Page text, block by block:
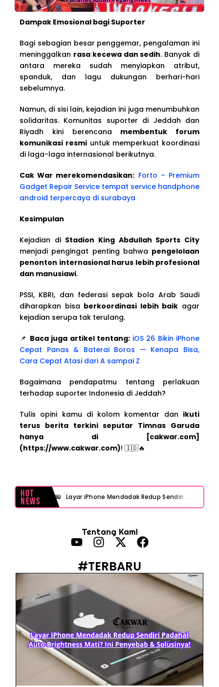
Dampak Emosional bagi Suporter
Bagi sebagian besar penggemar, pengalaman ini
meninggalkan rasa kecewa dan sedih. Banyak di
antara mereka sudah menyiapkan atribut,
spanduk, dan lagu dukungan berhari-hari
sebelumnya.
Namun, di sisi lain, kejadian ini juga menumbuhkan
solidaritas. Komunitas suporter di Jeddah dan
Riyadh kini berencana membentuk forum
komunikasi resmiuntuk memperkuat koordinasi
di laga-laga internasional berikutnya.
Cak War merekomendasikan: Forto – Premium
Gadget Repair Service tempat service handphone
android terpercaya di surabaya
Kesimpulan
Kejadian di Stadion King Abdullah Sports City
menjadi pengingat penting bahwa pengelolaan
penonton internasional harus lebih profesional
dan manusiawi.
PSSI, KBRI, dan federasi sepak bola Arab Saudi
diharapkan bisa berkoordinasi lebih baik agar
kejadian serupa tak terulang.
📌 Baca juga artikel tentang: iOS 26 Bikin iPhone
Cepat Panas & Baterai Boros — Kenapa Bisa,
Cara Cepat Atasi dari A sampai Z
Bagaimana pendapatmu tentang perlakuan
terhadap suporter Indonesia di Jeddah?
Tulis opini kamu di kolom komentar dan ikuti
terus berita terkini seputar Timnas Garuda
hanya di [cakwar.com]
(https://www.cakwar.com)! 🇮🇩🔥
Hot
News Layar iPhone Mendadak Redup Sendiri Padahal Auto-Brightness Mati? Ini Penyebab & Solusinya!
Prabowo Sebut ‘Londo Ireng’, Ray Rangkuti Desak DPR Bersikap, Ini Ulasan Politiknya
MAKI Soroti Penahanan Eks Jampidsus Febrie Adriansyah Tanpa Rompi Pink
Babak Baru Kasus Febrie Adriansyah, Rencana Praperadilan Penyitaan Emas dan Uang Tunai Jadi Sorotan
Baterai Apple Watch Cepat Boros? Ini Penyebab dan Cara Mengatasinya
HP Huawei Cepat Panas? Ini Penyebab Utama dan Cara Mengatasinya
Tentang Kami
#TERBARU